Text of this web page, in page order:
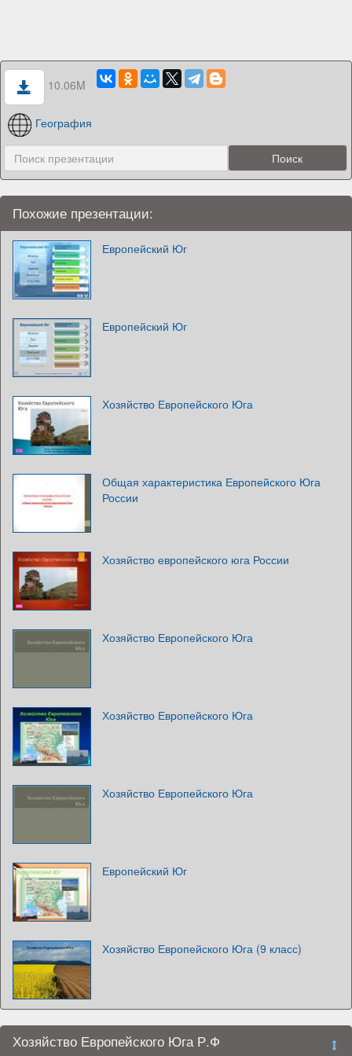
10.06M
География
Похожие презентации:
Европейский Юг
Европейский Юг
Хозяйство Европейского Юга
Общая характеристика Европейского Юга
России
Хозяйство европейского юга России
Хозяйство Европейского Юга
Хозяйство Европейского Юга
Хозяйство Европейского Юга
Европейский Юг
Хозяйство Европейского Юга (9 класс)
Хозяйство Европейского Юга Р.Ф